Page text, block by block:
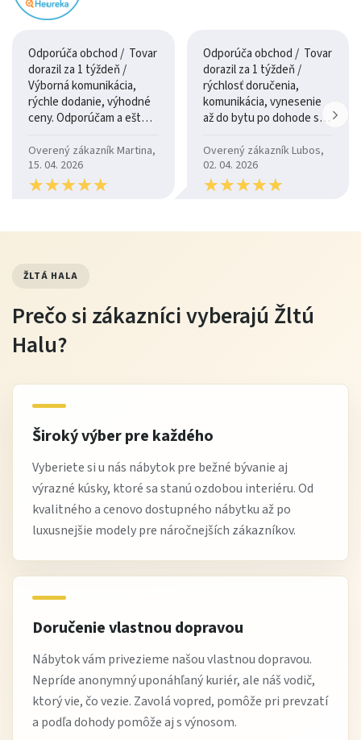
Odporúča obchod / Tovar
dorazil za 1 týždeň /
Výborná komunikácia,
rýchle dodanie, výhodné
ceny. Odporúčam a ešte
Overený zákazník Martina,
15. 04. 2026
★★★★★
★★★★★
Odporúča obchod / Tovar
dorazil za 1 týždeň /
rýchlosť doručenia,
komunikácia, vynesenie
až do bytu po dohode so
Overený zákazník Lubos,
02. 04. 2026
★★★★★
★★★★★
ŽLTÁ HALA
Prečo si zákazníci vyberajú Žltú
Halu?
Široký výber pre každého
Vyberiete si u nás nábytok pre bežné bývanie aj
výrazné kúsky, ktoré sa stanú ozdobou interiéru. Od
kvalitného a cenovo dostupného nábytku až po
luxusnejšie modely pre náročnejších zákazníkov.
Doručenie vlastnou dopravou
Nábytok vám privezieme našou vlastnou dopravou.
Nepríde anonymný uponáhľaný kuriér, ale náš vodič,
ktorý vie, čo vezie. Zavolá vopred, pomôže pri prevzatí
a podľa dohody pomôže aj s výnosom.